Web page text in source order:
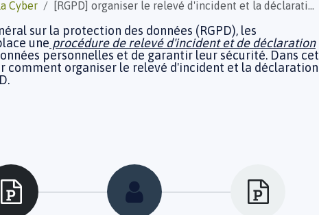
Cyber [RGPD] organiser le relevé d'incident et la déclaration
sur la protection des données (RGPD), les
une procédure de relevé d'incident et de déclaration
personnelles et de garantir leur sécurité. Dans cet
comment organiser le relevé d'incident et la déclaration